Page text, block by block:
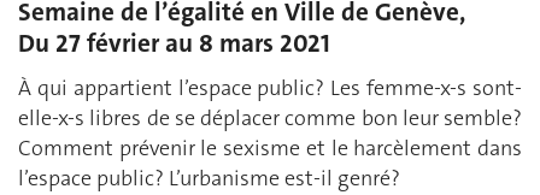
Semaine de l’égalité en Ville de Genève,
Du 27 février au 8 mars 2021
À qui appartient l’espace public? Les femme-x-s sont-
elle-x-s libres de se déplacer comme bon leur semble?
Comment prévenir le sexisme et le harcèlement dans
l’espace public? L’urbanisme est-il genré?